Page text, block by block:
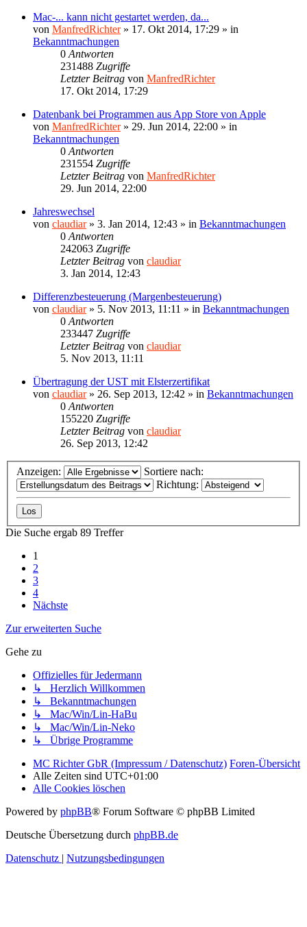
Mac-... kann nicht gestartet werden, da...
von ManfredRichter» 17. Okt 2014, 17:29 » in
Bekanntmachungen
0 Antworten
231488 Zugriffe
Letzter Beitrag von ManfredRichter
17. Okt 2014, 17:29
Datenbank bei Programmen aus App Store von Apple
von ManfredRichter» 29. Jun 2014, 22:00 » in
Bekanntmachungen
0 Antworten
231554 Zugriffe
Letzter Beitrag von ManfredRichter
29. Jun 2014, 22:00
Jahreswechsel
von claudiar» 3. Jan 2014, 12:43 » in Bekanntmachungen
0 Antworten
242063 Zugriffe
Letzter Beitrag von claudiar
3. Jan 2014, 12:43
Differenzbesteuerung (Margenbesteuerung)
von claudiar» 5. Nov 2013, 11:11 » in Bekanntmachungen
0 Antworten
233447 Zugriffe
Letzter Beitrag von claudiar
5. Nov 2013, 11:11
Übertragung der UST mit Elsterzertifikat
von claudiar» 26. Sep 2013, 12:42 » in Bekanntmachungen
0 Antworten
155220 Zugriffe
Letzter Beitrag von claudiar
26. Sep 2013, 12:42
Anzeigen:
Sortiere nach:
Richtung:
Die Suche ergab 89 Treffer
1
2
3
4
Nächste
Zur erweiterten Suche
Gehe zu
Offizielles für Jedermann
↳ Herzlich Willkommen
↳ Bekanntmachungen
↳ Mac/Win/Lin-HaBu
↳ Mac/Win/Lin-Neko
↳ Übrige Programme
MC Richter GbR (Impressum / Datenschutz) Foren-Übersicht
Alle Zeiten sind UTC+01:00
Alle Cookies löschen
Powered by phpBB® Forum Software © phpBB Limited
Deutsche Übersetzung durch phpBB.de
Datenschutz
Nutzungsbedingungen